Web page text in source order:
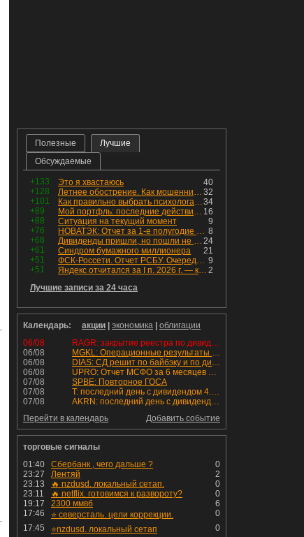
Полезные
Лучшие
Обсуждаемые
+133 40
Это я хвастаюсь
+128
32
Летнее обострение. Как мошенники пытаются подсунуть кнопку "БАБЛО" девушкам
+101
34
Как правильно выбрать психолога. Показания к лечению
+89
16
Мой портфль: последние действия и текущая структура. Краткий комментарий по всем позициям
+88
9
Ситуация на текущий момент
+76
8
НОВАТЭК: Отчет за 1-е полугодие 2026 - прибыль продолжает падать, но лучшее впереди, если не прилетит
+68
24
Дивиденды пришли, но пошли не туда
+61
21
Синдром бумажного миллионера
+51
9
ФСК-Россети. Отчет РСБУ. Очередная допка - бомбовые новости в эфире
+51
2
Яндекс отчитался за I п. 2026 г. — компания увеличила инвестиции и долг. Buyback начал работать, продали Авто.Ру.
Лучшие записи за 24 часа
Календарь: акции экономика
облигации
06/08
RAGR: закрытие реестра по дивидендам 16.48 руб
06/08
MGKL: Операционные результаты за 7 мес. 2026 г.
06/08
DIAS: СД решит по байбэку и по дивидендам
06/08
UPRO: Отчет МСФО за 6 месяцев 2026 года
07/08
SPBE: Повторное ГОСА
07/08
T: последний день с дивидендом 4.6 руб
07/08
AKRN: последний день с дивидендом 235 руб
Добавить событие
Перейти в календарь
торговые сигналы
01:40
0
Сбербанк , чего дальше ?
23:27
2
Лентяй
23:13
0
🔥 nzdusd. локальный сетап.
23:11
0
🔥 netflix. готовимся к развороту?
19:17
6
2300 ммвб
17:46
0
⭐️ северсталь. цели коррекции.
17:45
0
⭐️nzdusd. локальный сетап